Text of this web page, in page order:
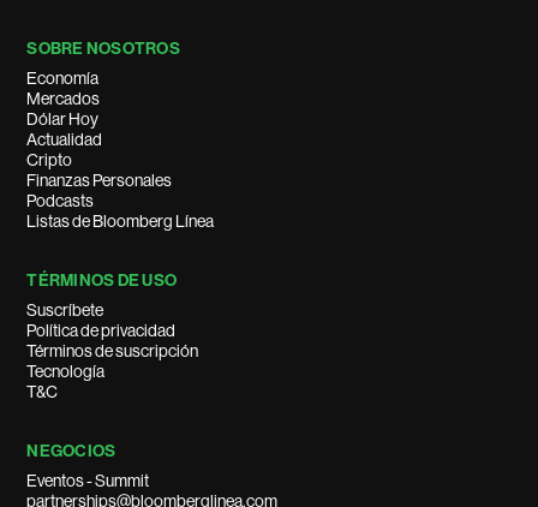
SOBRE NOSOTROS
Economía
Mercados
Dólar Hoy
Actualidad
Cripto
Finanzas Personales
Podcasts
Listas de Bloomberg Línea
TÉRMINOS DE USO
Suscríbete
Política de privacidad
Términos de suscripción
Tecnología
T&C
NEGOCIOS
Eventos - Summit
partnerships@bloomberglinea.com